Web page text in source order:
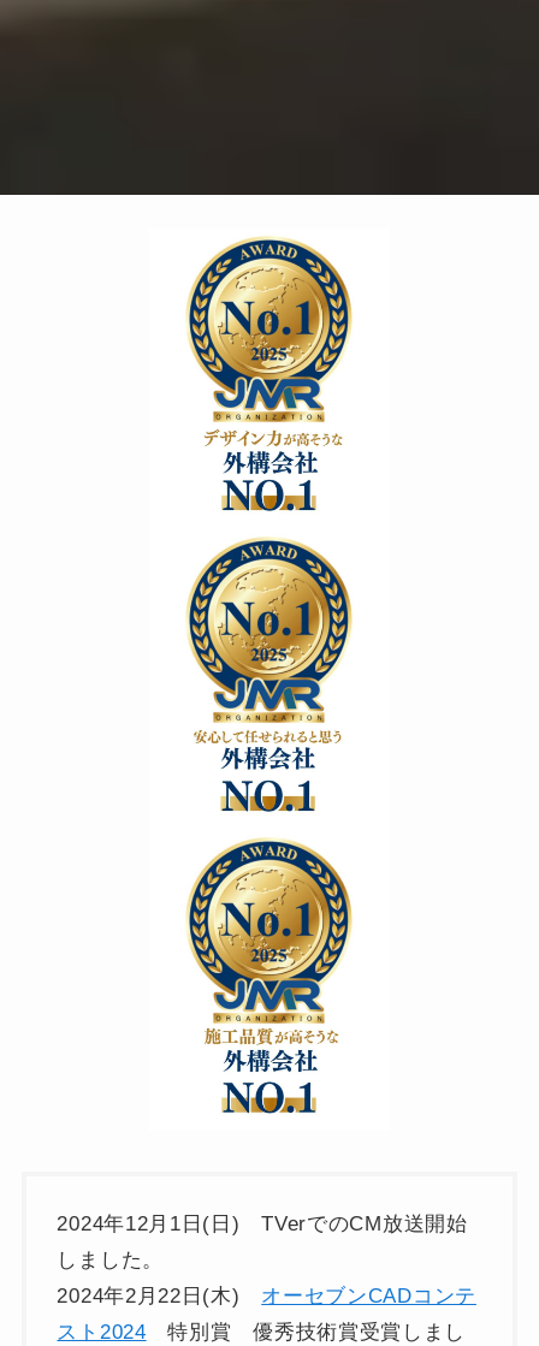
2024年12月1日(日) TVerでのCM放送開始
しました。
2024年2月22日(木) オーセブンCADコンテ
スト2024 特別賞 優秀技術賞受賞しまし